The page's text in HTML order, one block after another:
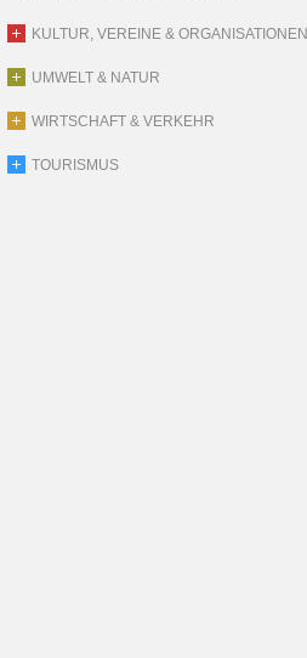
KULTUR, VEREINE & ORGANISATIONEN
UMWELT & NATUR
WIRTSCHAFT & VERKEHR
TOURISMUS